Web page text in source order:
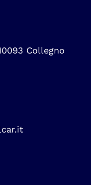
Collegno